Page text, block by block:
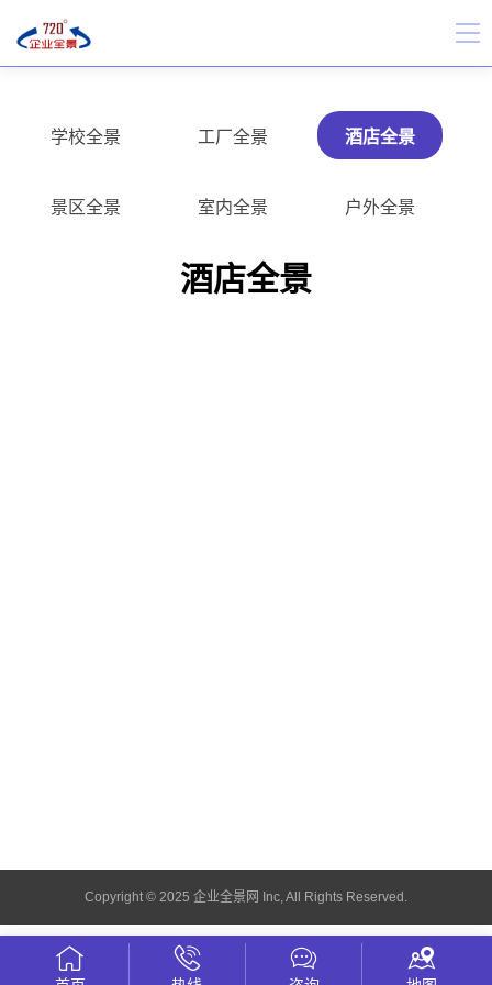
学校全景 工厂全景 酒店全景
景区全景 室内全景 户外全景
酒店全景
Copyright © 2025 企业全景网 Inc, All Rights Reserved.